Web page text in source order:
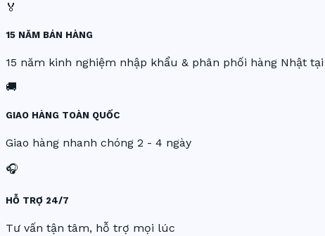
🏅
15 NĂM BÁN HÀNG
15 năm kinh nghiệm nhập khẩu & phân phối hàng Nhật
🚚
GIAO HÀNG TOÀN QUỐC
Giao hàng nhanh chóng 2 - 4 ngày
🎧
HỖ TRỢ 24/7
Tư vấn tận tâm, hỗ trợ mọi lúc